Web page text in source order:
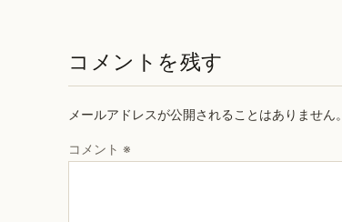
コメントを残す
メールアドレスが公開されることはありません。
コメント ※